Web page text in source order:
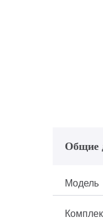
Общие
Модель